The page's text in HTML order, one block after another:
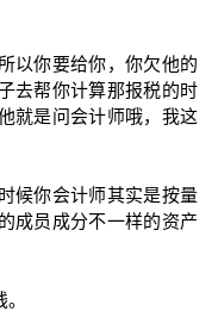
以你要给你，你欠他的
去帮你计算那报税的时
就是问会计师哦，我这
候你会计师其实是按量
成员成分不一样的资产